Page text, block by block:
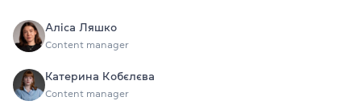
Аліса Ляшко
Content manager
Катерина Кобєлєва
Content manager